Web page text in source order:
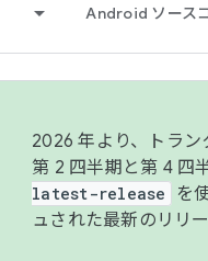
Android ソース
2026 年より、トラン
第 2 四半期と第 4 四
latest-release
を
ュされた最新のリリ